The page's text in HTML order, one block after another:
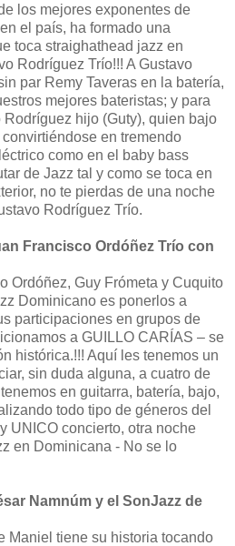
los mejores exponentes de
el país, ha formado una
toca straighathead jazz en
Rodríguez Trío!!! A Gustavo
par Remy Taveras en la batería,
mejores bateristas; y para
hijo (Guty), quien bajo
en tremendo
como en el baby bass
de Jazz tal y como se toca en
no te pierdas de una noche
Rodríguez Trío.
Francisco Ordóñez Trío con
Ordóñez, Guy Frómeta y Cuquito
Dominicano es ponerlos a
participaciones en grupos de
a GUILLO CARÍAS – se
histórica.!!! Aquí les tenemos un
sin duda alguna, a cuatro de
en guitarra, batería, bajo,
todo tipo de géneros del
UNICO concierto, otra noche
en Dominicana - No se lo
Namnúm y el SonJazz de
Maniel tiene su historia tocando